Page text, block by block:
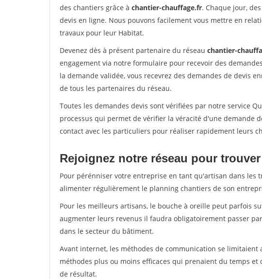
des chantiers grâce à chantier-chauffage.fr. Chaque jour,
devis en ligne. Nous pouvons facilement vous mettre en
travaux pour leur Habitat.
Devenez dès à présent partenaire du réseau chantier-
engagement via notre formulaire pour recevoir des
la demande validée, vous recevrez des demandes de devis
de tous les partenaires du réseau.
Toutes les demandes devis sont vérifiées par notre service
processus qui permet de vérifier la véracité d'une demande
contact avec les particuliers pour réaliser rapidement leurs
Rejoignez notre réseau pour
Pour pérénniser votre entreprise en tant qu'artisan dans les
alimenter régulièrement le planning chantiers de son
Pour les meilleurs artisans, le bouche à oreille peut parfois
augmenter leurs revenus il faudra obligatoirement passer
dans le secteur du bâtiment.
Avant internet, les méthodes de communication se limitaient
méthodes plus ou moins efficaces qui prenaient du temps
de résultat.